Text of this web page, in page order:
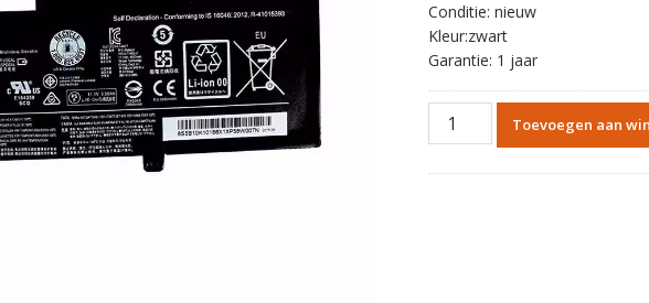
Conditie: nieuw
Kleur:zwart
Garantie: 1 jaar
Originele
Toevoegen aan